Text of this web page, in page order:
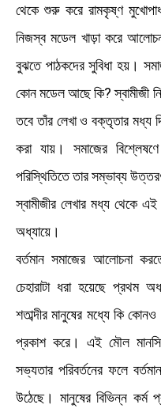
থেকে শুরু করে রামকৃষ্ণ
নিজস্ব মডেল খাড়া করে
বুঝতে পাঠকদের সুবিধা হয়।
কোন মডেল আছে কি? স্বামীজী
তবে তাঁর লেখা ও বক্তৃতার মধ্য
করা যায়। সমাজের
পরিস্থিতিতে তার সম্ভাব্য
স্বামীজীর লেখার মধ্য থেকে এই
অধ্যায়ে।
বর্তমান সমাজের আলোচনা
চেহারাটা ধরা হয়েছে প্রথম
শতাব্দীর মানুষের মধ্যে কি
প্রকাশ করে। এই মৌল
সভ্যতার পরিবর্তনের ফলে
উঠেছে। মানুষের বিভিন্ন কর্ম